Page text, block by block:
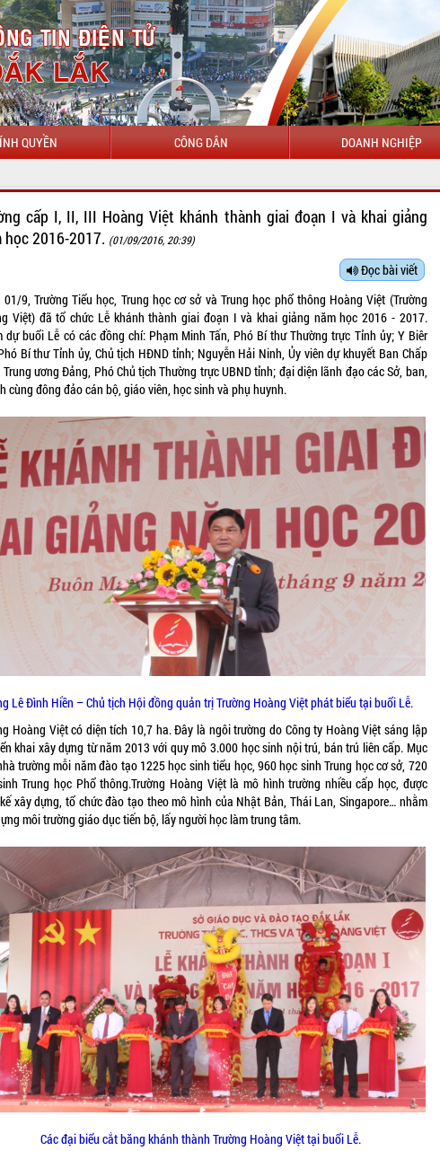
QUYỀN CÔNG DÂN DOANH NGHIỆP
cấp I, II, III Hoàng Việt khánh thành giai đoạn I và khai giảng
học 2016-2017. (01/09/2016, 20:39)
Đọc bài viết
01/9, Trường Tiểu học, Trung học cơ sở và Trung học phổ thông Hoàng Việt (Trường
Việt) đã tổ chức Lễ khánh thành giai đoạn I và khai giảng năm học 2016 - 2017.
dự buổi Lễ có các đồng chí: Phạm Minh Tấn, Phó Bí thư Thường trực Tỉnh ủy; Y Biêr
Bí thư Tỉnh ủy, Chủ tịch HĐND tỉnh; Nguyễn Hải Ninh, Ủy viên dự khuyết Ban Chấp
ương Đảng, Phó Chủ tịch Thường trực UBND tỉnh; đại diện lãnh đạo các Sở, ban,
cùng đông đảo cán bộ, giáo viên, học sinh và phụ huynh.
Lê Đình Hiền – Chủ tịch Hội đồng quản trị Trường Hoàng Việt phát biểu tại buổi Lễ.
Hoàng Việt có diện tích 10,7 ha. Đây là ngôi trường do Công ty Hoàng Việt sáng lập
khai xây dựng từ năm 2013 với quy mô 3.000 học sinh nội trú, bán trú liên cấp. Mục
trường mỗi năm đào tạo 1225 học sinh tiểu học, 960 học sinh Trung học cơ sở, 720
Trung học Phổ thông.Trường Hoàng Việt là mô hình trường nhiều cấp học, được
xây dựng, tổ chức đào tạo theo mô hình của Nhật Bản, Thái Lan, Singapore… nhằm
môi trường giáo dục tiến bộ, lấy người học làm trung tâm.
Các đại biểu cắt băng khánh thành Trường Hoàng Việt tại buổi Lễ.